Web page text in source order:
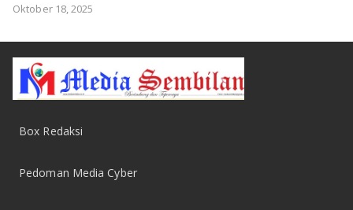
Oktober 18, 2025
Box Redaksi
Pedoman Media Cyber